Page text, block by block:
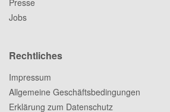
Presse
Jobs
Rechtliches
Impressum
Allgemeine Geschäftsbedingungen
Erklärung zum Datenschutz